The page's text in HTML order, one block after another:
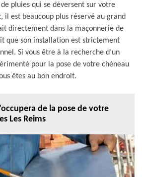
pluies qui se déversent sur votre
il est beaucoup plus réservé au grand
directement dans la maçonnerie de
que son installation est strictement
Si vous être à la recherche d’un
pour la pose de votre chéneau
êtes au bon endroit.
de la pose de votre
Les Reims